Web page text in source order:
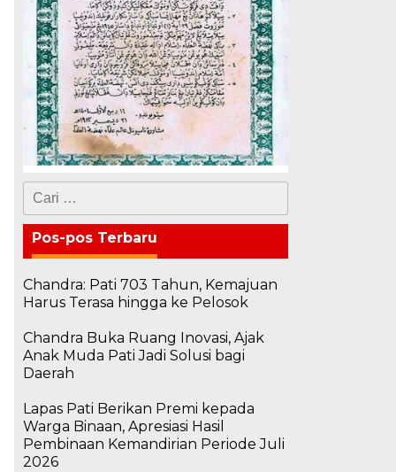
Cari
untuk:
Pos-pos Terbaru
Chandra: Pati 703 Tahun, Kemajuan
Harus Terasa hingga ke Pelosok
Chandra Buka Ruang Inovasi, Ajak
Anak Muda Pati Jadi Solusi bagi
Daerah
Lapas Pati Berikan Premi kepada
Warga Binaan, Apresiasi Hasil
Pembinaan Kemandirian Periode Juli
2026